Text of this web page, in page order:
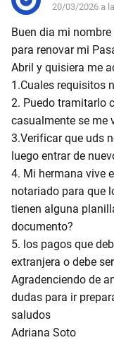
20/03/2026 a
Buen dia mi
para renovar mi
Abril y quisiera me
1.Cuales requisitos
2. Puedo tramitarlo
casualmente se me
3.Verificar que uds
luego entrar de
4. Mi hermana vive
notariado para que
tienen alguna
documento?
5. los pagos que
extranjera o debe
Agradenciendo de
dudas para ir
saludos
Adriana Soto